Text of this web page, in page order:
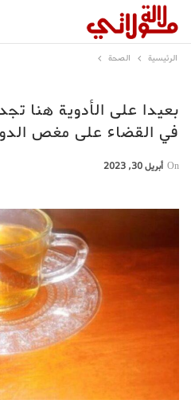
الرئيسية الصحة
بعيدا على الأدوية هنا
في القضاء على مغص
On أبريل 30, 2023